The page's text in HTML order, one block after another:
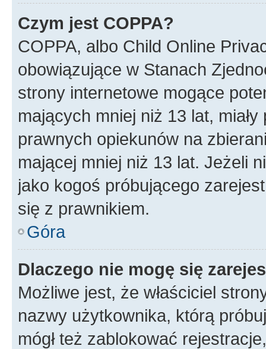
Czym jest COPPA?
COPPA, albo Child Online
obowiązujące w Stanach
strony internetowe mogące
mających mniej niż 13 lat,
prawnych opiekunów na
mającej mniej niż 13 lat. Jeżeli
jako kogoś próbującego
się z prawnikiem.
Góra
Dlaczego nie mogę się
Możliwe jest, że właściciel
nazwy użytkownika, którą
mógł też zablokować